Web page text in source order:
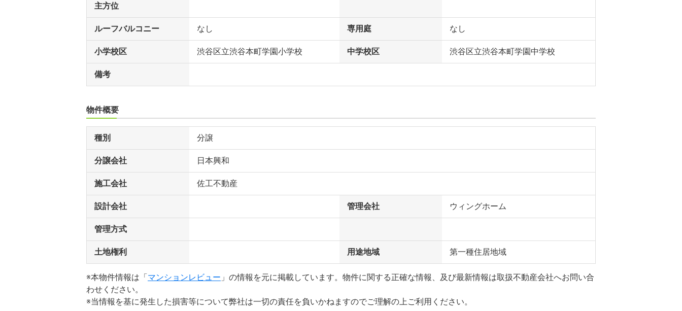
主方位
ルーフバルコニー なし 専用庭 なし
小学校区 渋谷区立渋谷本町学園小学校 中学校区 渋谷区立渋谷本町学園中学校
備考
物件概要
種別 分譲
分譲会社 日本興和
施工会社 佐工不動産
設計会社 管理会社 ウィングホーム
管理方式
土地権利 用途地域 第一種住居地域
※本物件情報は「 マンションレビュー 」の情報を元に掲載しています。物件に関する正確な情報、及び最新情報は取扱不動産会社へお問い合
わせください。
※当情報を基に発生した損害等について弊社は一切の責任を負いかねますのでご理解の上ご利用ください。